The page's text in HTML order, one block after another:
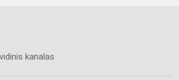
kanalas